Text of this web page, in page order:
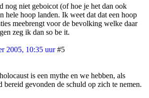
nog niet geboicot (of hoe je het dan ook
hele hoop landen. Ik weet dat dat een hoop
meebrengt voor de bevolking welke daar
zeg ik dan so be it.
2005, 10:35 uur #5
is een mythe en we hebben, als
bereid gevonden de schuld op zich te nemen.